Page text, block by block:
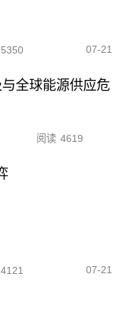
5350 07-21
全球能源供应危
阅读 4619
4121 07-21